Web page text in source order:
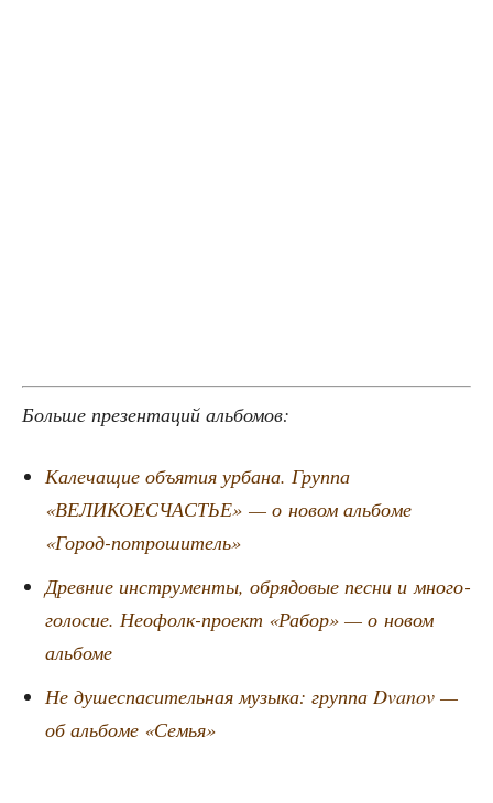
Боль­ше пре­зен­та­ций альбомов:
Кале­ча­щие объ­я­тия урба­на. Груп­па
«ВЕЛИКОЕСЧАСТЬЕ» — о новом аль­бо­ме
«Город-потро­ши­тель»
Древ­ние инстру­мен­ты, обря­до­вые пес­ни и мно­го­
го­ло­сие. Неофолк-про­ект «Рабор» — о новом
альбоме
Не душе­спа­си­тель­ная музы­ка: груп­па Dvanov —
об аль­бо­ме «Семья»